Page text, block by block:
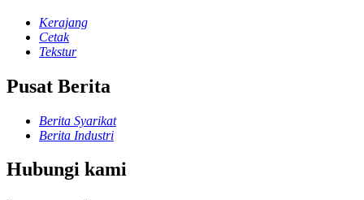
Kerajang
Cetak
Tekstur
Pusat Berita
Berita Syarikat
Berita Industri
Hubungi kami